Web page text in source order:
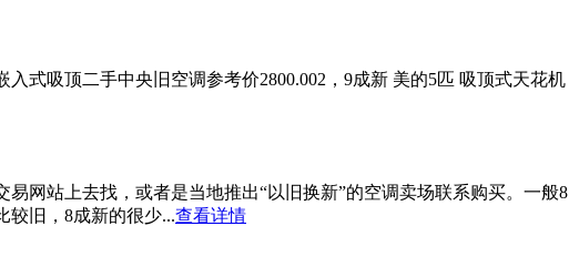
式吸顶二手中央旧空调参考价2800.002，9成新 美的5匹 吸顶式天花机
网站上去找，或者是当地推出“以旧换新”的空调卖场联系购买。一般8
较旧，8成新的很少...查看详情